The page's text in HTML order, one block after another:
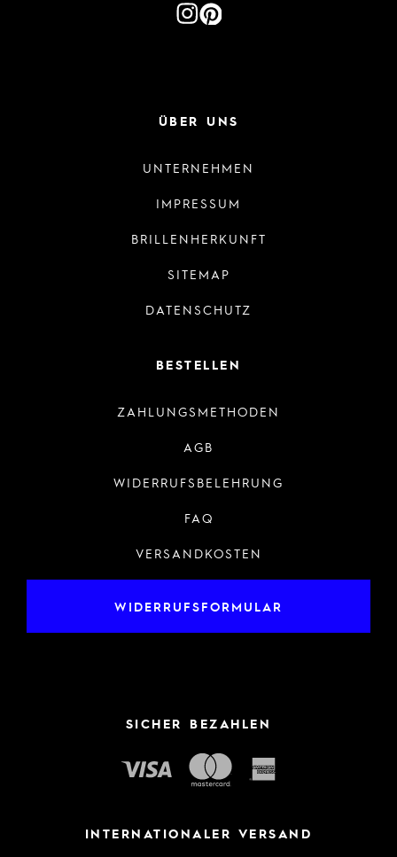
ÜBER UNS
UNTERNEHMEN
IMPRESSUM
BRILLENHERKUNFT
SITEMAP
DATENSCHUTZ
BESTELLEN
ZAHLUNGSMETHODEN
AGB
WIDERRUFSBELEHRUNG
FAQ
VERSANDKOSTEN
WIDERRUFSFORMULAR
SICHER BEZAHLEN
INTERNATIONALER VERSAND